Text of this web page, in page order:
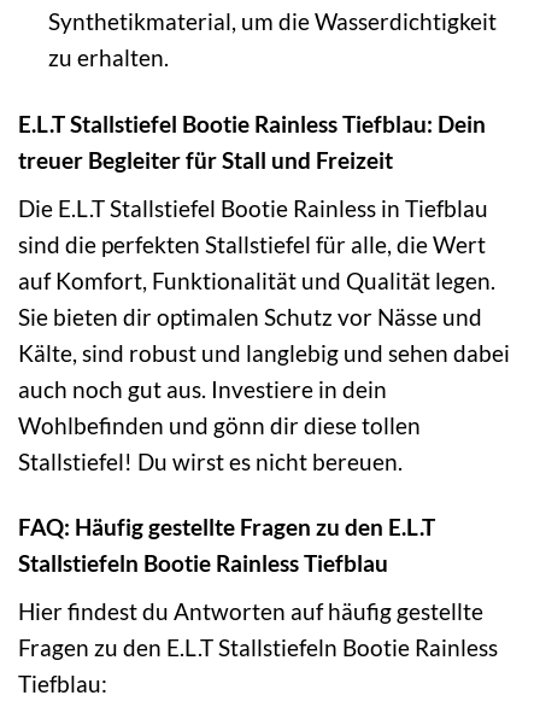
Synthetikmaterial, um die Wasserdichtigkeit
zu erhalten.
E.L.T Stallstiefel Bootie Rainless Tiefblau: Dein
treuer Begleiter für Stall und Freizeit
Die E.L.T Stallstiefel Bootie Rainless in Tiefblau
sind die perfekten Stallstiefel für alle, die Wert
auf Komfort, Funktionalität und Qualität legen.
Sie bieten dir optimalen Schutz vor Nässe und
Kälte, sind robust und langlebig und sehen dabei
auch noch gut aus. Investiere in dein
Wohlbefinden und gönn dir diese tollen
Stallstiefel! Du wirst es nicht bereuen.
FAQ: Häufig gestellte Fragen zu den E.L.T
Stallstiefeln Bootie Rainless Tiefblau
Hier findest du Antworten auf häufig gestellte
Fragen zu den E.L.T Stallstiefeln Bootie Rainless
Tiefblau: